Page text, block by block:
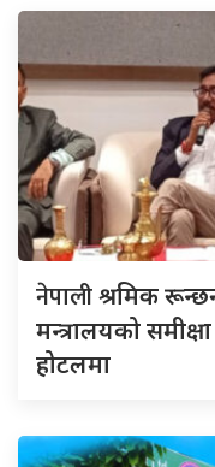
नेपालीश्रमिक
मन्त्रालयको
होटलमा